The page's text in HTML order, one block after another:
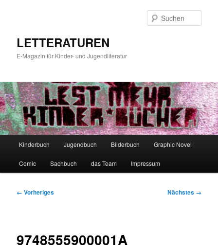
LETTERATUREN
E-Magazin für Kinder- und Jugendliteratur
Kinderbuch Jugendbuch Bilderbuch Graphic Novel
Comic Sachbuch das Team Impressum
Bilder-
← Vorheriges Nächstes →
9748555900001A